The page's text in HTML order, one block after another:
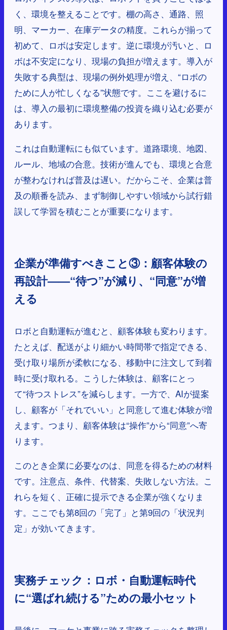
く、環境を整えることです。棚の高さ、通路、照
明、マーカー、在庫データの精度。これらが揃って
初めて、ロボは安定します。逆に環境が汚いと、ロ
ボは不安定になり、現場の負担が増えます。導入が
失敗する典型は、現場の例外処理が増え、“ロボの
ために人が忙しくなる”状態です。ここを避けるに
は、導入の最初に環境整備の投資を織り込む必要が
あります。
これは自動運転にも似ています。道路環境、地図、
ルール、地域の合意。技術が進んでも、環境と合意
が整わなければ普及は遅い。だからこそ、企業は普
及の順番を読み、まず制御しやすい領域から試行錯
誤して学習を積むことが重要になります。
企業が準備すべきこと③：顧客体験の
再設計——“待つ”が減り、“同意”が増
える
ロボと自動運転が進むと、顧客体験も変わります。
たとえば、配送がより細かい時間帯で指定できる、
受け取り場所が柔軟になる、移動中に注文して到着
時に受け取れる。こうした体験は、顧客にとっ
て“待つストレス”を減らします。一方で、AIが提案
し、顧客が「それでいい」と同意して進む体験が増
えます。つまり、顧客体験は“操作”から“同意”へ寄
ります。
このとき企業に必要なのは、同意を得るための材料
です。注意点、条件、代替案、失敗しない方法。こ
れらを短く、正確に提示できる企業が強くなりま
す。ここでも第8回の「完了」と第9回の「状況判
定」が効いてきます。
実務チェック：ロボ・自動運転時代
に“選ばれ続ける”ための最小セット